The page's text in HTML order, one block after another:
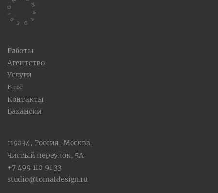
Работы
Агентство
Услуги
Блог
Контакты
Вакансии
119034, Россия, Москва,
Чистый переулок, 5А
+7 499 110 91 33
studio@tomatdesign.ru